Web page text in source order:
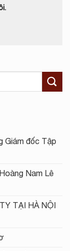
Giám đốc Tập
Nam Lê
TẠI HÀ NỘI